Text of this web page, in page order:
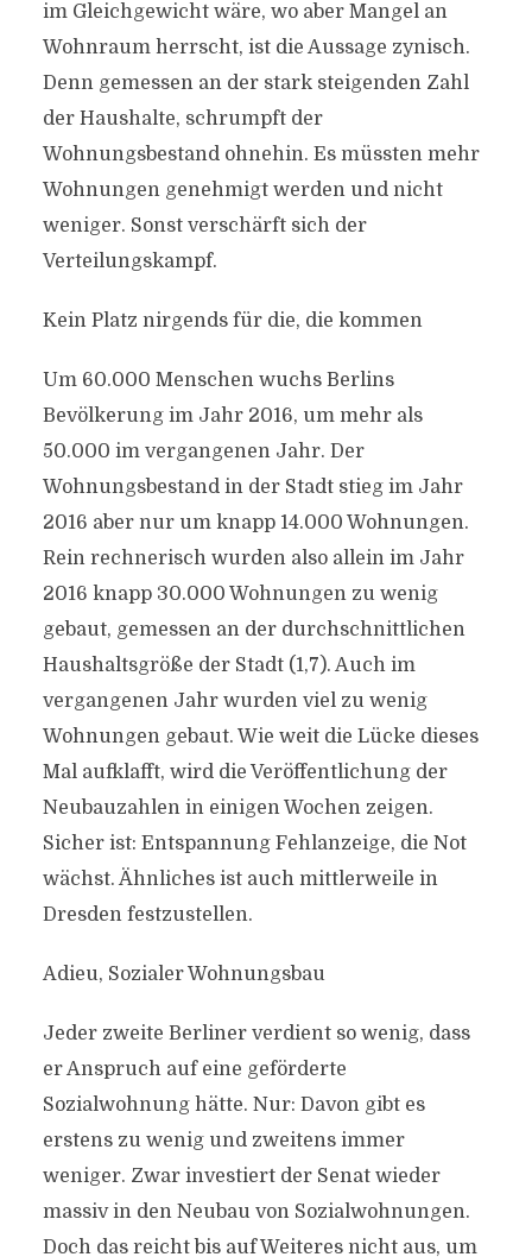
im Gleichgewicht wäre, wo aber Mangel an
Wohnraum herrscht, ist die Aussage zynisch.
Denn gemessen an der stark steigenden Zahl
der Haushalte, schrumpft der
Wohnungsbestand ohnehin. Es müssten mehr
Wohnungen genehmigt werden und nicht
weniger. Sonst verschärft sich der
Verteilungskampf.
Kein Platz nirgends für die, die kommen
Um 60.000 Menschen wuchs Berlins
Bevölkerung im Jahr 2016, um mehr als
50.000 im vergangenen Jahr. Der
Wohnungsbestand in der Stadt stieg im Jahr
2016 aber nur um knapp 14.000 Wohnungen.
Rein rechnerisch wurden also allein im Jahr
2016 knapp 30.000 Wohnungen zu wenig
gebaut, gemessen an der durchschnittlichen
Haushaltsgröße der Stadt (1,7). Auch im
vergangenen Jahr wurden viel zu wenig
Wohnungen gebaut. Wie weit die Lücke dieses
Mal aufklafft, wird die Veröffentlichung der
Neubauzahlen in einigen Wochen zeigen.
Sicher ist: Entspannung Fehlanzeige, die Not
wächst. Ähnliches ist auch mittlerweile in
Dresden festzustellen.
Adieu, Sozialer Wohnungsbau
Jeder zweite Berliner verdient so wenig, dass
er Anspruch auf eine geförderte
Sozialwohnung hätte. Nur: Davon gibt es
erstens zu wenig und zweitens immer
weniger. Zwar investiert der Senat wieder
massiv in den Neubau von Sozialwohnungen.
Doch das reicht bis auf Weiteres nicht aus, um